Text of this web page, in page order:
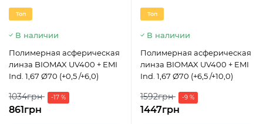
Топ
В наличии
Полимерная асферическая
линза BIOMAX UV400 + EMI
Ind. 1,67 Ø70 (+0,5 /+6,0)
1034грн -17 %
861грн
Топ
В наличии
Полимерная асферическая
линза BIOMAX UV400 + EMI
Ind. 1,67 Ø70 (+6,5 /+10,0)
1592грн -9 %
1447грн